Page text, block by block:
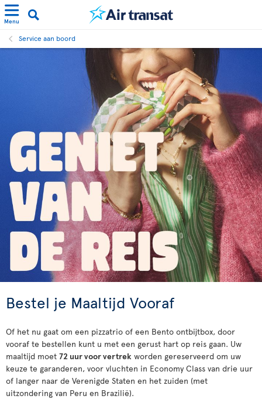
Menu
Service aan boord
Bestel je Maaltijd Vooraf
Of het nu gaat om een pizzatrio of een Bento ontbijtbox, door
vooraf te bestellen kunt u met een gerust hart op reis gaan. Uw
maaltijd moet 72 uur voor vertrek worden gereserveerd om uw
keuze te garanderen, voor vluchten in Economy Class van drie uur
of langer naar de Verenigde Staten en het zuiden (met
uitzondering van Peru en Brazilië).